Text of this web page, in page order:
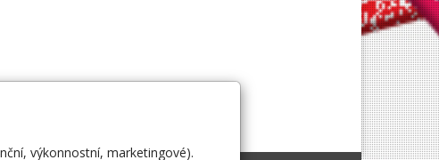
výkonnostní, marketingové).